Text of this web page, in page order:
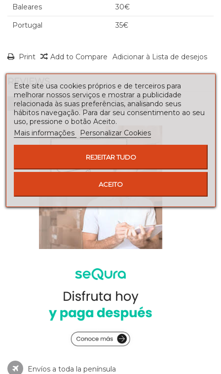
Baleares 30€
Portugal 35€
Print Add to Compare Adicionar à Lista de desejos
REVIEWS
Seja o primeiro a fazer uma avaliação!
Envíos a toda la península
Este site usa cookies próprios e de terceiros para
melhorar nossos serviços e mostrar a publicidade
relacionada às suas preferências, analisando seus
hábitos navegação. Para dar seu consentimento ao seu
uso, pressione o botão Aceito.
Mais informações
Personalizar Cookies
REJEITAR TUDO
ACEITO